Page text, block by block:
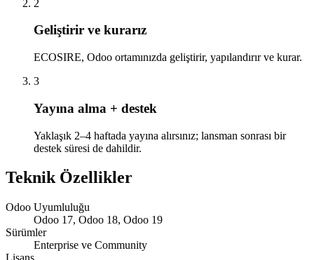
2
Geliştirir ve kurarız
ECOSIRE, Odoo ortamınızda geliştirir, yapılandırır ve kurar.
3
Yayına alma + destek
Yaklaşık 2–4 haftada yayına alırsınız; lansman sonrası bir
destek süresi de dahildir.
Teknik Özellikler
Odoo Uyumluluğu
Odoo 17, Odoo 18, Odoo 19
Sürümler
Enterprise ve Community